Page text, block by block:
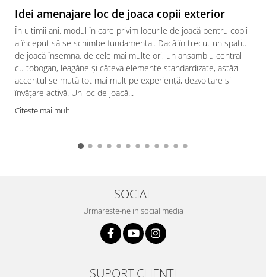
Idei amenajare loc de joaca copii exterior
În ultimii ani, modul în care privim locurile de joacă pentru copii
a început să se schimbe fundamental. Dacă în trecut un spațiu
de joacă însemna, de cele mai multe ori, un ansamblu central
cu tobogan, leagăne și câteva elemente standardizate, astăzi
accentul se mută tot mai mult pe experiență, dezvoltare și
învățare activă. Un loc de joacă...
Citeste mai mult
SOCIAL
Urmareste-ne in social media
SUPORT CLIENTI